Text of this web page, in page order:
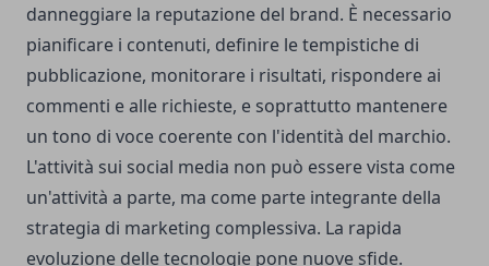
danneggiare la reputazione del brand. È necessario
pianificare i contenuti, definire le tempistiche di
pubblicazione, monitorare i risultati, rispondere ai
commenti e alle richieste, e soprattutto mantenere
un tono di voce coerente con l'identità del marchio.
L'attività sui social media non può essere vista come
un'attività a parte, ma come parte integrante della
strategia di marketing complessiva. La rapida
evoluzione delle tecnologie pone nuove sfide.